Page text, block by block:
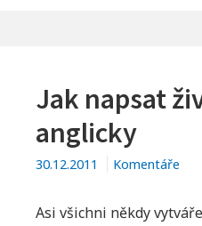
Jak napsat
anglicky
30.12.2011 Komentáře
Asi všichni někdy